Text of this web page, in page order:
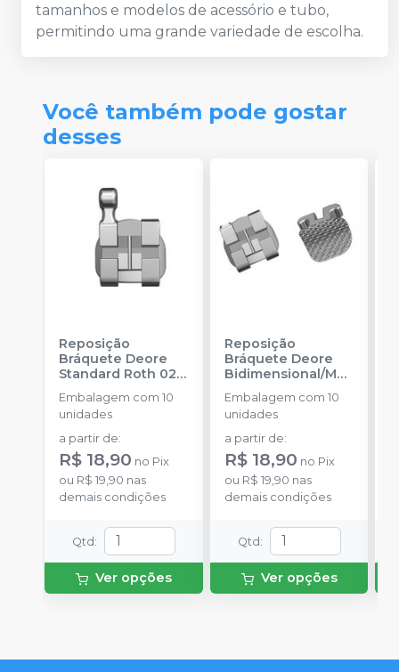
tamanhos e modelos de acessório e tubo,
permitindo uma grande variedade de escolha.
Você também pode gostar
desses
Reposição
Bráquete Deore
Standard Roth 022
INFINITY
ORTHODONTICS
Embalagem com 10
unidades
a partir de:
R$ 18,90 no Pix
ou R$ 19,90 nas
demais condições
Qtd :
Ver opções
Reposição
Bráquete Deore
Bidimensional/MB
T 018
ORTHODONTICS
Embalagem com 10
unidades
a partir de:
R$ 18,90 no Pix
ou R$ 19,90 nas
demais condições
Qtd :
Ver opções